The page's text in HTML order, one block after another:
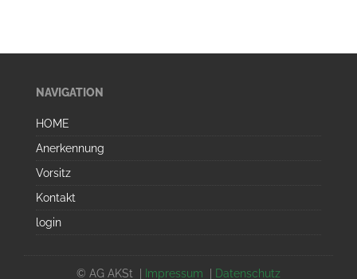
NAVIGATION
HOME
Anerkennung
Vorsitz
Kontakt
login
© AG AKSt | Impressum Datenschutz